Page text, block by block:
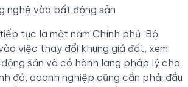
nghệ vào bất động sản
tục là một năm Chính phủ, Bộ
việc thay đổi khung giá đất, xem
sản và có hành lang pháp lý cho
đó, doanh nghiệp cũng cần phải đầu